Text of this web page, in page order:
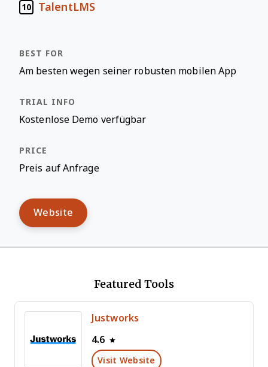
10 TalentLMS
Am besten wegen seiner robusten mobilen App
Kostenlose Demo verfügbar
Preis auf Anfrage
Website
Featured Tools
Justworks
4.6
Visit Website